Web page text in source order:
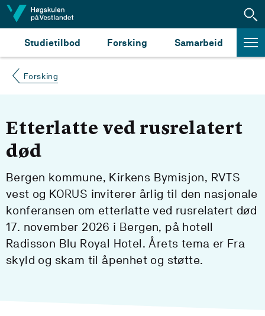
Hopp til innhald
Studietilbod Forsking Samarbeid
Forsking
Etterlatte ved rusrelatert
død
Bergen kommune, Kirkens Bymisjon, RVTS
vest og KORUS inviterer årlig til den nasjonale
konferansen om etterlatte ved rusrelatert død
17. november 2026 i Bergen, på hotell
Radisson Blu Royal Hotel. Årets tema er Fra
skyld og skam til åpenhet og støtte.